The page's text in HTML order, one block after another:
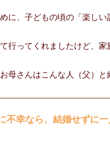
に、子どもの頃の「楽しい
行ってくれましたけど、家
母さんはこんな人（父）
不幸なら、結婚せずに